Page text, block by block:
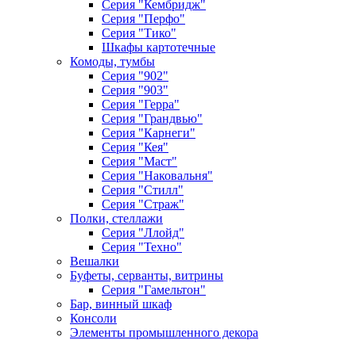
Серия "Кембридж"
Серия "Перфо"
Серия "Тико"
Шкафы картотечные
Комоды, тумбы
Серия "902"
Серия "903"
Серия "Герра"
Серия "Грандвью"
Серия "Карнеги"
Серия "Кея"
Серия "Маст"
Серия "Наковальня"
Серия "Стилл"
Серия "Страж"
Полки, стеллажи
Серия "Ллойд"
Серия "Техно"
Вешалки
Буфеты, серванты, витрины
Серия "Гамельтон"
Бар, винный шкаф
Консоли
Элементы промышленного декора